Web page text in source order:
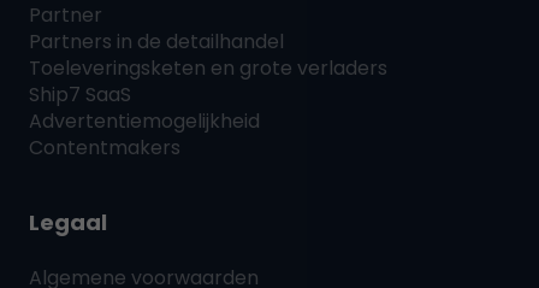
Partner
Partners in de detailhandel
Toeleveringsketen en grote verladers
Ship7 SaaS
Advertentiemogelijkheid
Contentmakers
Legaal
Algemene voorwaarden